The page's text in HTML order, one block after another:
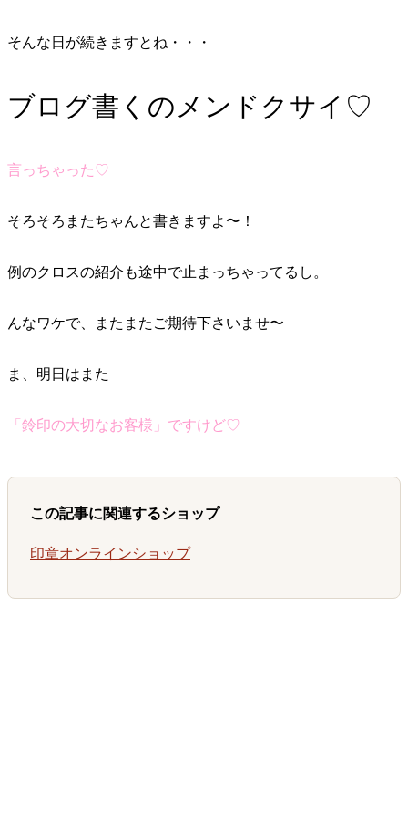
そんな日が続きますとね・・・
ブログ書くのメンドクサイ♡
言っちゃった♡
そろそろまたちゃんと書きますよ〜！
例のクロスの紹介も途中で止まっちゃってるし。
んなワケで、またまたご期待下さいませ〜
ま、明日はまた
「鈴印の大切なお客様」ですけど♡
この記事に関連するショップ
印章オンラインショップ